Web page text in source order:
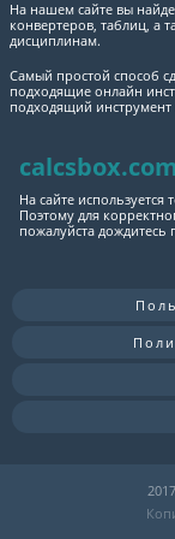
На нашем сайте вы
конвертеров, таблиц, а
дисциплинам.
Самый простой способ
подходящие онлайн
подходящий
calcsbox.com
На сайте используется
Поэтому для
пожалуйста дождитесь